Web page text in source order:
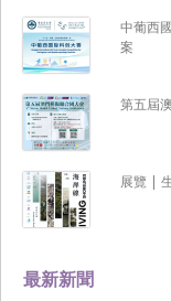
最新新聞
中葡西
案
第五屆
展覽 |